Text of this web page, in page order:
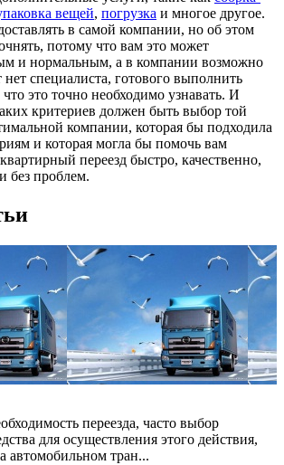
вещей, погрузка и многое другое.
в самой компании, но об этом
потому что вам это может
и нормальным, а в компании возможно
специалиста, готового выполнить
это точно необходимо узнавать. И
критериев должен быть выбор той
компании, которая бы подходила
и которая могла бы помочь вам
переезд быстро, качественно,
без проблем.
переезда, часто выбор
для осуществления этого действия,
автомобильном тран...